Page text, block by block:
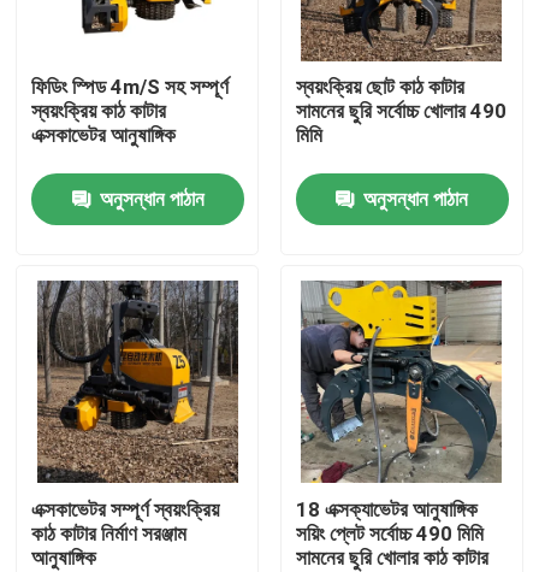
আমাদের সম্পর্কে
কারখানা ভ্রমণ
মান নিয়ন্ত্রণ
খবর
উদ্ধৃতির জন্য আবেদন
হাইটপ মিনি এক্সকাভেটর
ছোট হাইড্রোলিক খননকারী
ফিডিং স্পিড 4m/S সহ সম্পূর্ণ
স্বয়ংক্রিয় কাঠ কাটার
এক্সকাভেটর আনুষাঙ্গিক
অনুসন্ধান পাঠান
স্বয়ংক্রিয় ছোট কাঠ কাটার
সামনের ছুরি সর্বোচ্চ খোলার 490
মিমি
অনুসন্ধান পাঠান
এক্সকাভেটর সম্পূর্ণ স্বয়ংক্রিয়
কাঠ কাটার নির্মাণ সরঞ্জাম
আনুষাঙ্গিক
18 এক্সক্যাভেটর আনুষাঙ্গিক
সয়িং প্লেট সর্বোচ্চ 490 মিমি
সামনের ছুরি খোলার কাঠ কাটার